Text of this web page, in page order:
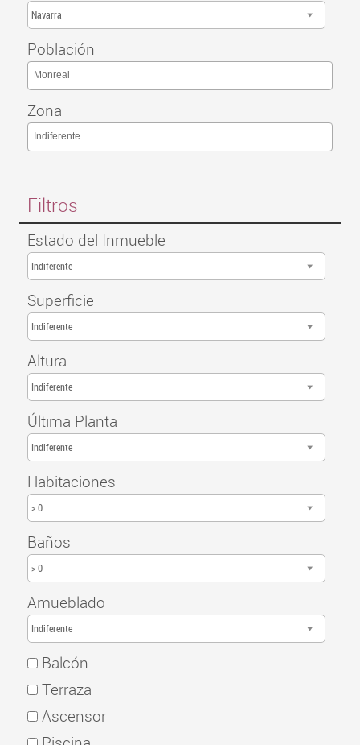
Navarra
Población
Monreal
Zona
Indiferente
Filtros
Estado del Inmueble
Indiferente
Superficie
Indiferente
Altura
Indiferente
Última Planta
Indiferente
Habitaciones
> 0
Baños
> 0
Amueblado
Indiferente
Balcón
Terraza
Ascensor